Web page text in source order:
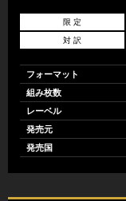
限 定
対 訳
フォーマット
組み枚数
レーベル
発売元
発売国